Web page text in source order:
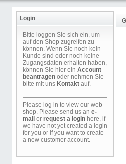
Login
Bitte loggen Sie sich ein, um
auf den Shop zugreifen zu
können. Wenn Sie noch kein
Kunde sind oder noch keine
Zugangsdaten erhalten haben,
können Sie hier ein Account
beantragen oder nehmen Sie
bitte mit uns Kontakt auf.
Please log in to view our web
shop. Please send us an e-
mail or request a login here, if
we have not yet created a login
for you or if you want to create
a new customer account.